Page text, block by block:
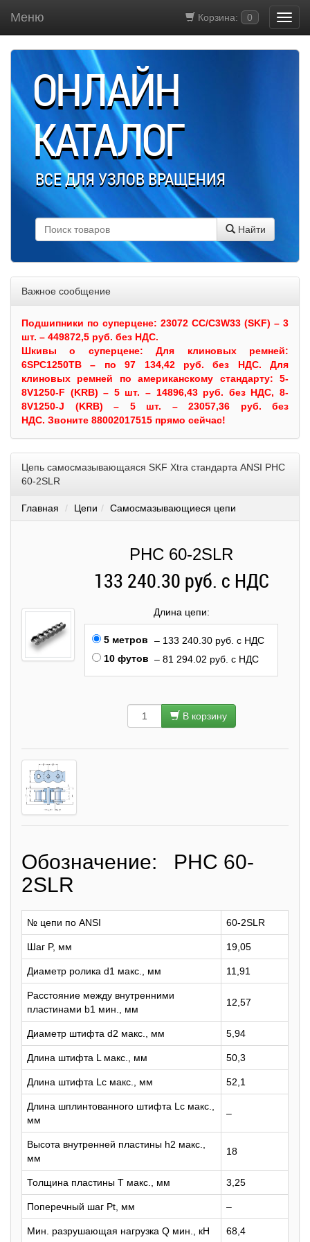
Корзина: 0
Меню
ОНЛАЙН
КАТАЛОГ
ВСЕ ДЛЯ УЗЛОВ ВРАЩЕНИЯ
Найти
Важное сообщение
Подшипники по суперцене: 23072 CC/C3W33 (SKF) – 3
шт. – 449872,5 руб. без НДС.
Шкивыо суперцене:Для клиновых ремней:
6SPC1250TB – по 97 134,42 руб. без НДС. Для
клиновых ремней по американскому стандарту: 5-
8V1250-F (KRB) – 5 шт. – 14896,43 руб. без НДС, 8-
8V1250-J (KRB) – 5 шт. – 23057,36 руб. без
НДС. Звоните 88002017515 прямо сейчас!
Цепь самосмазывающаяся SKF Xtra стандарта ANSI PHC
60-2SLR
Главная Цепи Самосмазывающиеся цепи
PHC 60-2SLR
133 240.30 руб. с НДС
Длина цепи:
5 метров
– 133 240.30 руб. с НДС
10 футов – 81 294.02 руб. с НДС
В корзину
Обозначение: PHC 60-
2SLR
№ цепи по ANSI 60-2SLR
Шаг P, мм 19,05
Диаметр ролика d1 макс., мм 11,91
Расстояние между внутренними
пластинами b1 мин., мм
12,57
Диаметр штифта d2 макс., мм 5,94
Длина штифта L макс., мм 50,3
Длина штифта Lc макс., мм 52,1
Длина шплинтованного штифта Lc макс.,
мм
–
Высота внутренней пластины h2 макс.,
мм
18
Толщина пластины T макс., мм 3,25
Поперечный шаг Pt, мм –
Мин. разрушающая нагрузка Q мин., кН 68,4